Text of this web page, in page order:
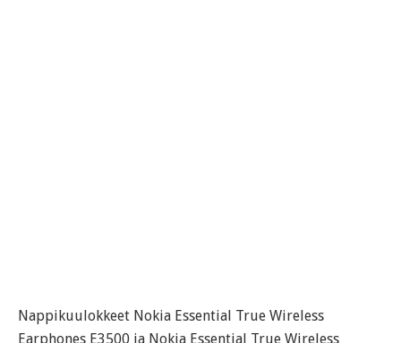
Nappikuulokkeet Nokia Essential True Wireless
Earphones E3500 ja Nokia Essential True Wireless